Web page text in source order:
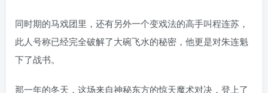
同时期的马戏团里，还有另外一个变戏法的高手叫程连苏，
此人号称已经完全破解了大碗飞水的秘密，他更是对朱连魁
下了战书。
那一年的冬天，这场来自神秘东方的惊天魔术对决，登上了